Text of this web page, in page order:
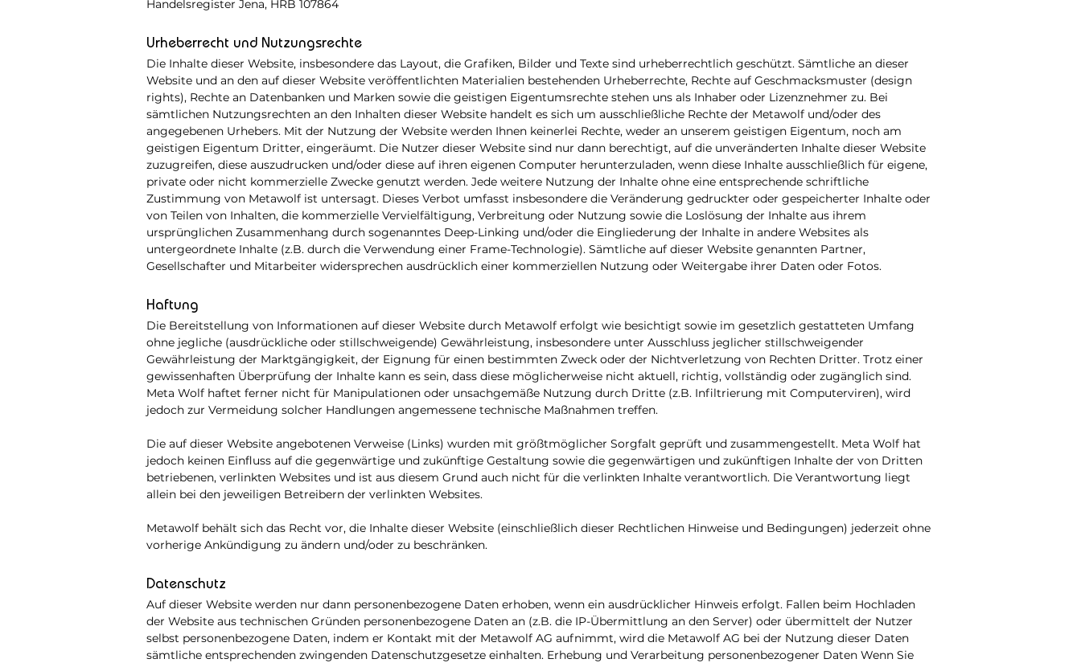
Handelsregister Jena, HRB 107864
Urheberrecht und Nutzungsrechte
Die Inhalte dieser Website, insbesondere das Layout, die Grafiken, Bilder und Texte sind urheberrechtlich geschützt. Sämtliche an dieser
Website und an den auf dieser Website veröffentlichten Materialien bestehenden Urheberrechte, Rechte auf Geschmacksmuster (design
rights), Rechte an Datenbanken und Marken sowie die geistigen Eigentumsrechte stehen uns als Inhaber oder Lizenznehmer zu. Bei
sämtlichen Nutzungsrechten an den Inhalten dieser Website handelt es sich um ausschließliche Rechte der Metawolf und/oder des
angegebenen Urhebers. Mit der Nutzung der Website werden Ihnen keinerlei Rechte, weder an unserem geistigen Eigentum, noch am
geistigen Eigentum Dritter, eingeräumt. Die Nutzer dieser Website sind nur dann berechtigt, auf die unveränderten Inhalte dieser Website
zuzugreifen, diese auszudrucken und/oder diese auf ihren eigenen Computer herunterzuladen, wenn diese Inhalte ausschließlich für eigene,
private oder nicht kommerzielle Zwecke genutzt werden. Jede weitere Nutzung der Inhalte ohne eine entsprechende schriftliche
Zustimmung von Metawolf ist untersagt. Dieses Verbot umfasst insbesondere die Veränderung gedruckter oder gespeicherter Inhalte oder
von Teilen von Inhalten, die kommerzielle Vervielfältigung, Verbreitung oder Nutzung sowie die Loslösung der Inhalte aus ihrem
ursprünglichen Zusammenhang durch sogenanntes Deep-Linking und/oder die Eingliederung der Inhalte in andere Websites als
untergeordnete Inhalte (z.B. durch die Verwendung einer Frame-Technologie). Sämtliche auf dieser Website genannten Partner,
Gesellschafter und Mitarbeiter widersprechen ausdrücklich einer kommerziellen Nutzung oder Weitergabe ihrer Daten oder Fotos.
Haftung
Die Bereitstellung von Informationen auf dieser Website durch Metawolf erfolgt wie besichtigt sowie im gesetzlich gestatteten Umfang
ohne jegliche (ausdrückliche oder stillschweigende) Gewährleistung, insbesondere unter Ausschluss jeglicher stillschweigender
Gewährleistung der Marktgängigkeit, der Eignung für einen bestimmten Zweck oder der Nichtverletzung von Rechten Dritter. Trotz einer
gewissenhaften Überprüfung der Inhalte kann es sein, dass diese möglicherweise nicht aktuell, richtig, vollständig oder zugänglich sind.
Meta Wolf haftet ferner nicht für Manipulationen oder unsachgemäße Nutzung durch Dritte (z.B. Infiltrierung mit Computerviren), wird
jedoch zur Vermeidung solcher Handlungen angemessene technische Maßnahmen treffen.
Die auf dieser Website angebotenen Verweise (Links) wurden mit größtmöglicher Sorgfalt geprüft und zusammengestellt. Meta Wolf hat
jedoch keinen Einfluss auf die gegenwärtige und zukünftige Gestaltung sowie die gegenwärtigen und zukünftigen Inhalte der von Dritten
betriebenen, verlinkten Websites und ist aus diesem Grund auch nicht für die verlinkten Inhalte verantwortlich. Die Verantwortung liegt
allein bei den jeweiligen Betreibern der verlinkten Websites.
Metawolf behält sich das Recht vor, die Inhalte dieser Website (einschließlich dieser Rechtlichen Hinweise und Bedingungen) jederzeit ohne
vorherige Ankündigung zu ändern und/oder zu beschränken.
Datenschutz
Auf dieser Website werden nur dann personenbezogene Daten erhoben, wenn ein ausdrücklicher Hinweis erfolgt. Fallen beim Hochladen
der Website aus technischen Gründen personenbezogene Daten an (z.B. die IP-Übermittlung an den Server) oder übermittelt der Nutzer
selbst personenbezogene Daten, indem er Kontakt mit der Metawolf AG aufnimmt, wird die Metawolf AG bei der Nutzung dieser Daten
sämtliche entsprechenden zwingenden Datenschutzgesetze einhalten. Erhebung und Verarbeitung personenbezogener Daten Wenn Sie